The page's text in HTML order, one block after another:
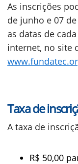
As inscrições
de junho e 07
as datas de
internet, no site
Taxa de
A taxa de
R$ 50,00